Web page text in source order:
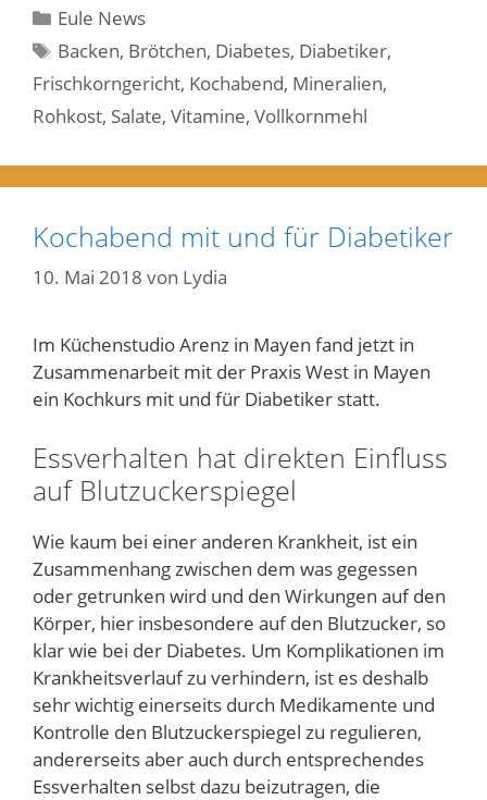
Kategorien
Eule News
Schlagwörter
Backen, Brötchen, Diabetes, Diabetiker,
Frischkorngericht, Kochabend, Mineralien,
Rohkost, Salate, Vitamine, Vollkornmehl
Kochabend mit und für Diabetiker
10. Mai 2018 von Lydia
Im Küchenstudio Arenz in Mayen fand jetzt in
Zusammenarbeit mit der Praxis West in Mayen
ein Kochkurs mit und für Diabetiker statt.
Essverhalten hat direkten Einfluss
auf Blutzuckerspiegel
Wie kaum bei einer anderen Krankheit, ist ein
Zusammenhang zwischen dem was gegessen
oder getrunken wird und den Wirkungen auf den
Körper, hier insbesondere auf den Blutzucker, so
klar wie bei der Diabetes. Um Komplikationen im
Krankheitsverlauf zu verhindern, ist es deshalb
sehr wichtig einerseits durch Medikamente und
Kontrolle den Blutzuckerspiegel zu regulieren,
andererseits aber auch durch entsprechendes
Essverhalten selbst dazu beizutragen, die